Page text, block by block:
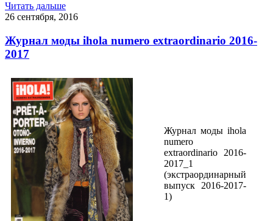
Читать дальше
26 сентября, 2016
Журнал моды ihola numero extraordinario 2016-
2017
Журнал моды ihola
numero
extraordinario 2016-
2017_1
(экстраординарный
выпуск 2016-2017-
1)